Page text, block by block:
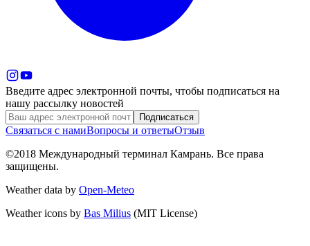
Введите адрес электронной почты, чтобы подписаться на
нашу рассылку новостей
Подписаться
Связаться с намиВопросы и ответыОтзыв
©2018 Международный терминал Камрань. Все права
защищены.
Weather data by Open-Meteo
Weather icons by Bas Milius (MIT License)